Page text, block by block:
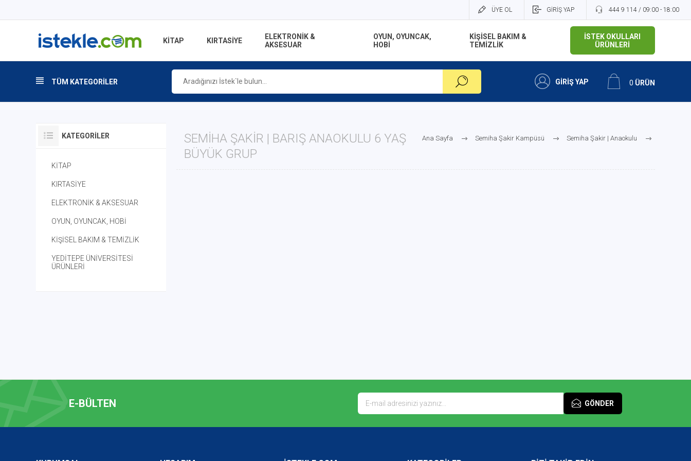
ÜYE OL GİRİŞ YAP 444 9 114 / 09:00 - 18:00
KİTAP KIRTASİYE
ELEKTRONİK &
AKSESUAR
OYUN, OYUNCAK,
HOBİ
KİŞİSEL BAKIM &
TEMİZLİK
İSTEK OKULLARI
ÜRÜNLERİ
TÜM KATEGORİLER GİRİŞ YAP 0 ÜRÜN
Ana Sayfa Semiha Şakir Kampüsü Semiha Şakir | Anaokulu
SEMIHA ŞAKIR | BARIŞ ANAOKULU 6 YAŞ
BÜYÜK GRUP
KATEGORILER
KİTAP
KIRTASİYE
ELEKTRONİK & AKSESUAR
OYUN, OYUNCAK, HOBİ
KİŞİSEL BAKIM & TEMİZLİK
YEDİTEPE ÜNİVERSİTESİ
ÜRÜNLERİ
E-BÜLTEN GÖNDER